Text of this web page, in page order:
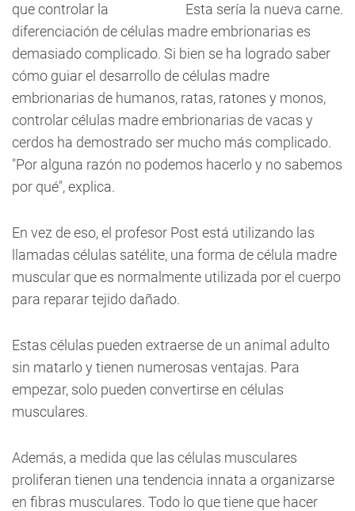
Esta sería la nueva carne.
que controlar la
diferenciación de células madre embrionarias es
demasiado complicado. Si bien se ha logrado saber
cómo guiar el desarrollo de células madre
embrionarias de humanos, ratas, ratones y monos,
controlar células madre embrionarias de vacas y
cerdos ha demostrado ser mucho más complicado.
"Por alguna razón no podemos hacerlo y no sabemos
por qué", explica.
En vez de eso, el profesor Post está utilizando las
llamadas células satélite, una forma de célula madre
muscular que es normalmente utilizada por el cuerpo
para reparar tejido dañado.
Estas células pueden extraerse de un animal adulto
sin matarlo y tienen numerosas ventajas. Para
empezar, solo pueden convertirse en células
musculares.
Además, a medida que las células musculares
proliferan tienen una tendencia innata a organizarse
en fibras musculares. Todo lo que tiene que hacer